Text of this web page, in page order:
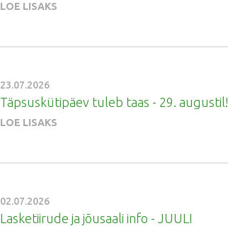
LOE LISAKS
23.07.2026
Täpsuskütipäev tuleb taas - 29. augustil!
LOE LISAKS
02.07.2026
Lasketiirude ja jõusaali info - JUULI